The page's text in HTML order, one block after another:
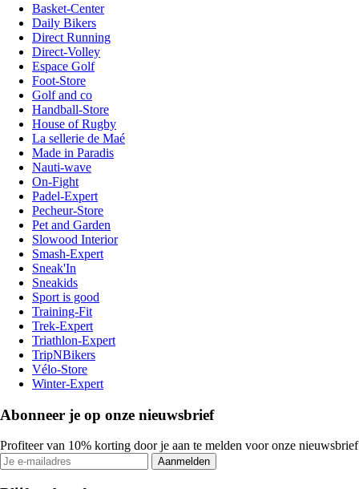
Basket-Center
Daily Bikers
Direct Running
Direct-Volley
Espace Golf
Foot-Store
Golf and co
Handball-Store
House of Rugby
La sellerie de Maé
Made in Paradis
Nauti-wave
On-Fight
Padel-Expert
Pecheur-Store
Pet and Garden
Slowood Interior
Smash-Expert
Sneak'In
Sneakids
Sport is good
Training-Fit
Trek-Expert
Triathlon-Expert
TripNBikers
Vélo-Store
Winter-Expert
Abonneer je op onze nieuwsbrief
Profiteer van 10% korting door je aan te melden voor onze nieuwsbrief
Aanmelden